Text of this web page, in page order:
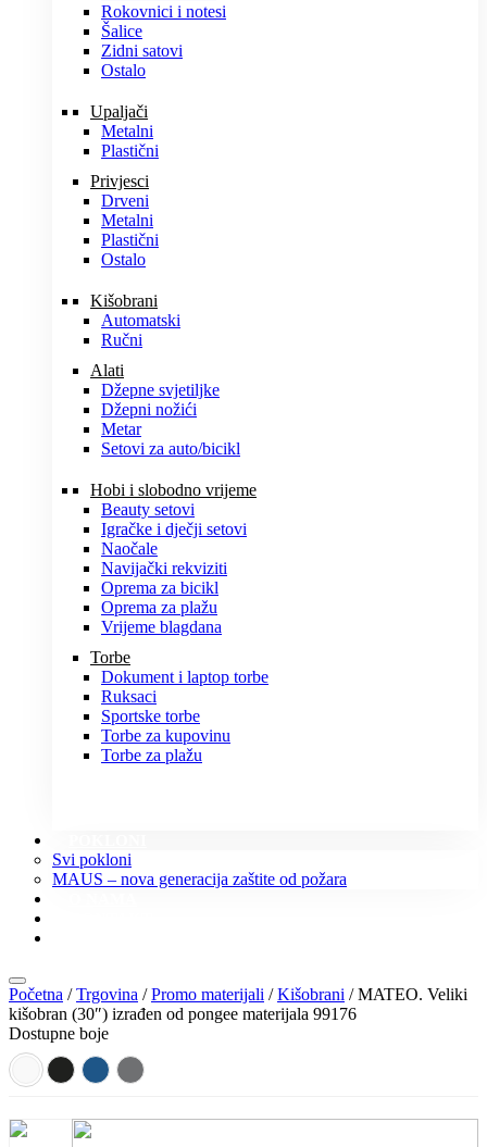
Rokovnici i notesi
Šalice
Zidni satovi
Ostalo
Upaljači
Metalni
Plastični
Privjesci
Drveni
Metalni
Plastični
Ostalo
Kišobrani
Automatski
Ručni
Alati
Džepne svjetiljke
Džepni nožići
Metar
Setovi za auto/bicikl
Hobi i slobodno vrijeme
Beauty setovi
Igračke i dječji setovi
Naočale
Navijački rekviziti
Oprema za bicikl
Oprema za plažu
Vrijeme blagdana
Torbe
Dokument i laptop torbe
Ruksaci
Sportske torbe
Torbe za kupovinu
Torbe za plažu
Svi pokloni
MAUS – nova generacija zaštite od požara
Početna /Trgovina /Promo materijali /Kišobrani / MATEO. Veliki
kišobran (30″) izrađen od pongee materijala 99176
Dostupne boje